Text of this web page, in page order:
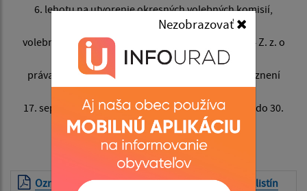
Nezobrazovať
6. lehotu na utvorenie okresných volebných komisií,
obvodných volebných komisií, okrskových
volebných komisií podľa § 195b zákona č. 180/2014 Z. z. o
podmienkach výkonu volebného
práva a o zmene a doplnení niektorých zákonov v znení
neskorších predpisov do
17. septembra 2026 a lehotu na ich prvé zasadanie do 30.
septembra 2026.
Richard Raši v. r.
Oznámenie o spôsobe podávania kandidátných listín